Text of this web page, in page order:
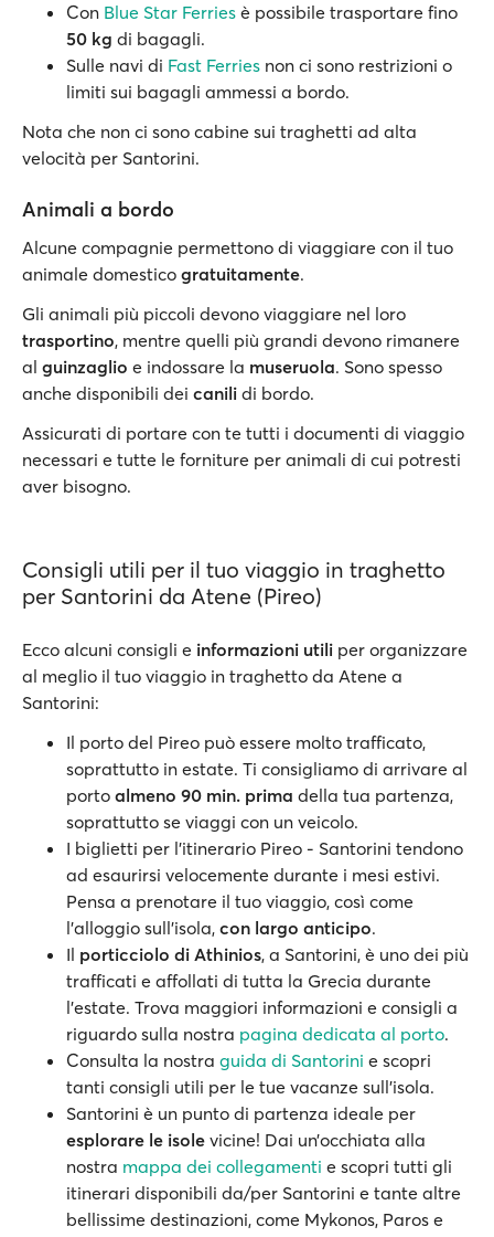
Con Blue Star Ferries è possibile trasportare fino
50 kg di bagagli.
Sulle navi di Fast Ferries non ci sono restrizioni o
limiti sui bagagli ammessi a bordo.
Nota che non ci sono cabine sui traghetti ad alta
velocità per Santorini.
Animali a bordo
Alcune compagnie permettono di viaggiare con il tuo
animale domestico gratuitamente.
Gli animali più piccoli devono viaggiare nel loro
trasportino, mentre quelli più grandi devono rimanere
al guinzaglio e indossare la museruola. Sono spesso
anche disponibili dei canili di bordo.
Assicurati di portare con te tutti i documenti di viaggio
necessari e tutte le forniture per animali di cui potresti
aver bisogno.
Consigli utili per il tuo viaggio in traghetto
per Santorini da Atene (Pireo)
Ecco alcuni consigli e informazioni utili per organizzare
al meglio il tuo viaggio in traghetto da Atene a
Santorini:
Il porto del Pireo può essere molto trafficato,
soprattutto in estate. Ti consigliamo di arrivare al
porto almeno 90 min. prima della tua partenza,
soprattutto se viaggi con un veicolo.
I biglietti per l'itinerario Pireo - Santorini tendono
ad esaurirsi velocemente durante i mesi estivi.
Pensa a prenotare il tuo viaggio, così come
l’alloggio sull’isola, con largo anticipo.
Il porticciolo di Athinios, a Santorini, è uno dei più
trafficati e affollati di tutta la Grecia durante
l’estate. Trova maggiori informazioni e consigli a
riguardo sulla nostra pagina dedicata al porto.
Consulta la nostra guida di Santorini e scopri
tanti consigli utili per le tue vacanze sull’isola.
Santorini è un punto di partenza ideale per
esplorare le isole vicine! Dai un’occhiata alla
nostra mappa dei collegamenti e scopri tutti gli
itinerari disponibili da/per Santorini e tante altre
bellissime destinazioni, come Mykonos, Paros e